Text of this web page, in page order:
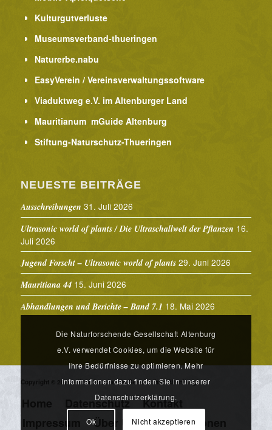
Kulturgutverluste
Museumsverband-thueringen
Naturerbe.nabu
EasyVerein / Vereinsverwaltungssoftware
Viaduktweg e.V. im Altenburger Land
Mauritianum mGuide Altenburg
Stiftung-Naturschutz-Thueringen
NEUESTE BEITRÄGE
Ausschreibungen 31. Juli 2026
Ultrasonic world of plants / Die Ultraschallwelt der Pflanzen 16.
Juli 2026
Jugend Forscht – Ultrasonic world of plants 29. Juni 2026
Mauritiana 44 15. Juni 2026
Abhandlungen und Berichte – Band 7.1 18. Mai 2026
Copyright © 2026 - Naturforschende Gesellschaft Altenburg
Home Datenschutz
Kontakt
Impressum
Über Uns Publikationen
Die Naturforschende Gesellschaft Altenburg
e.V. verwendet Cookies, um die Website für
Ihre Bedürfnisse zu optimieren. Mehr
Informationen dazu finden Sie in unserer
Datenschutzerklärung.
Ok Nicht akzeptieren